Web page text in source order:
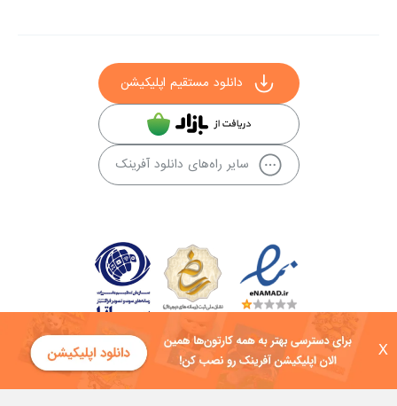
X
دانلود مستقیم اپلیکیشن
سایر راه‌های دانلود آفرینک
کلیه حقوق این سایت به شرکت توسعه فناوی هفت آسمان توکان تعلق دارد و